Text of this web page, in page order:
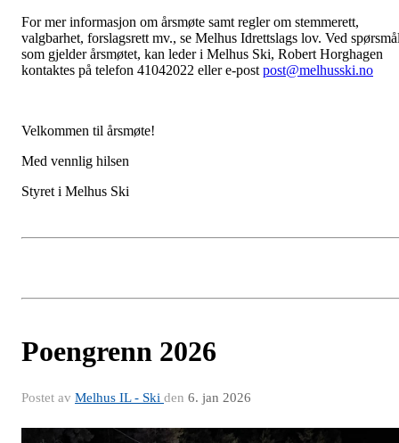
For mer informasjon om årsmøte samt regler om stemmerett,
valgbarhet, forslagsrett mv., se Melhus Idrettslags lov. Ved
som gjelder årsmøtet, kan leder i Melhus Ski, Robert Horghagen
kontaktes på telefon 41042022 eller e-post post@melhusski.no
Velkommen til årsmøte!
Med vennlig hilsen
Styret i Melhus Ski
Poengrenn 2026
Postet av Melhus IL - Ski den 6. jan 2026